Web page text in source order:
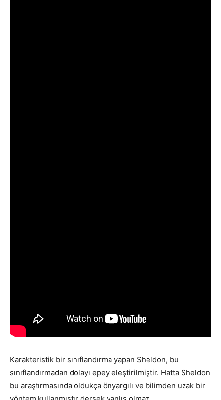
Karakteristik bir sınıflandırma yapan Sheldon, bu
sınıflandırmadan dolayı epey eleştirilmiştir. Hatta Sheldon
bu araştırmasında oldukça önyargılı ve bilimden uzak bir
yöntem kullanmıştır dersek yanlış olmaz.